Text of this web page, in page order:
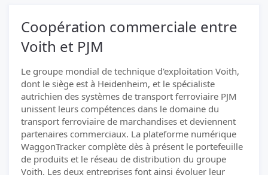
Coopération commerciale entre
Voith et PJM
Le groupe mondial de technique d'exploitation Voith,
dont le siège est à Heidenheim, et le spécialiste
autrichien des systèmes de transport ferroviaire PJM
unissent leurs compétences dans le domaine du
transport ferroviaire de marchandises et deviennent
partenaires commerciaux. La plateforme numérique
WaggonTracker complète dès à présent le portefeuille
de produits et le réseau de distribution du groupe
Voith. Les deux entreprises font ainsi évoluer leur